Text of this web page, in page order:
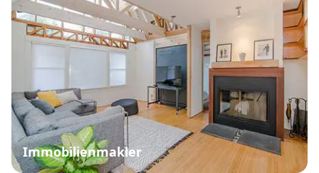
Immobilienmakler